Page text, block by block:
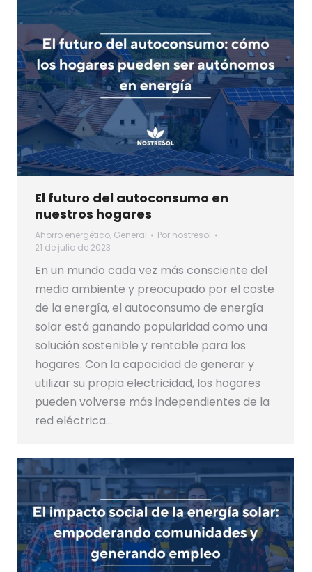
El futuro del autoconsumo en
nuestros hogares
Ahorro energético, General Por nostresol
21 de julio de 2023
En un mundo cada vez más consciente del
medio ambiente y preocupado por el coste
de la energía, el autoconsumo de energía
solar está ganando popularidad como una
solución sostenible y rentable para los
hogares. Con la capacidad de generar y
utilizar su propia electricidad, los hogares
pueden volverse más independientes de la
red eléctrica…